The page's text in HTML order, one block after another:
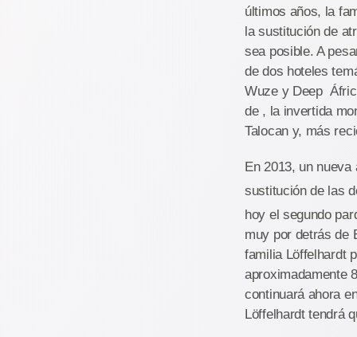
últimos años, la
la sustitución de
sea posible. A
de dos hoteles
Wuze y Deep
de , la invertida
Talocan y, más
En 2013, un
sustitución de las
hoy el segundo
muy por detrás de
familia Löffelhardt
aproximadamente
continuará ahora
Löffelhardt tendrá